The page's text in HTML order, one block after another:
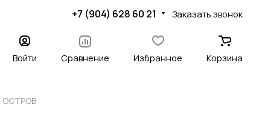
+7 (904) 628 60 21 Заказать звонок
Войти Сравнение Избранное Корзина
ОСТРОВ